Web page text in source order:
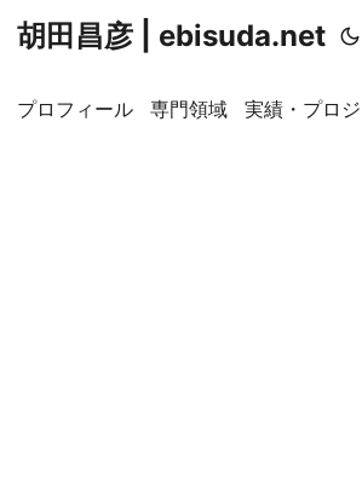
胡田昌彦 | ebisuda.net
プロフィール 専門領域 実績・プロ